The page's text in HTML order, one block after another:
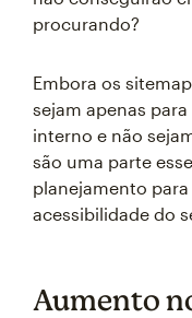
procurando?
Embora os
sejam apenas
interno e não
são uma parte
planejamento
acessibilidade do
Aumento